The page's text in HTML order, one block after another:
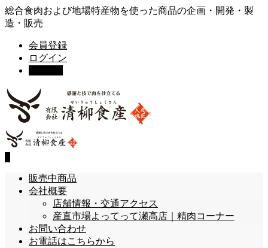
総合食肉および地場特産物を使った商品の企画・開発・製
造・販売
会員登録
ログイン
販売中商品
会社概要
店舗情報・交通アクセス
産直市場よってって瀬高店｜精肉コーナー
お問い合わせ
お電話はこちらから